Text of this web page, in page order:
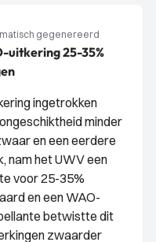
gegenereerd
uitkering 25-35%
ingetrokken
minder
en een eerdere
nam het UWV een
voor 25-35%
en een WAO-
betwistte dit
zwaarder